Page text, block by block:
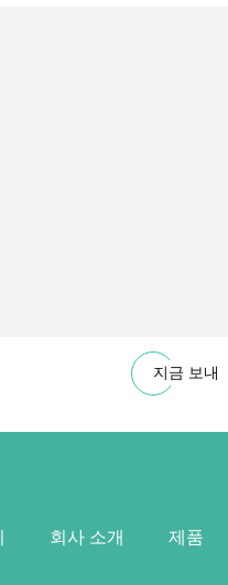
지금 보내
회사 소개 제품